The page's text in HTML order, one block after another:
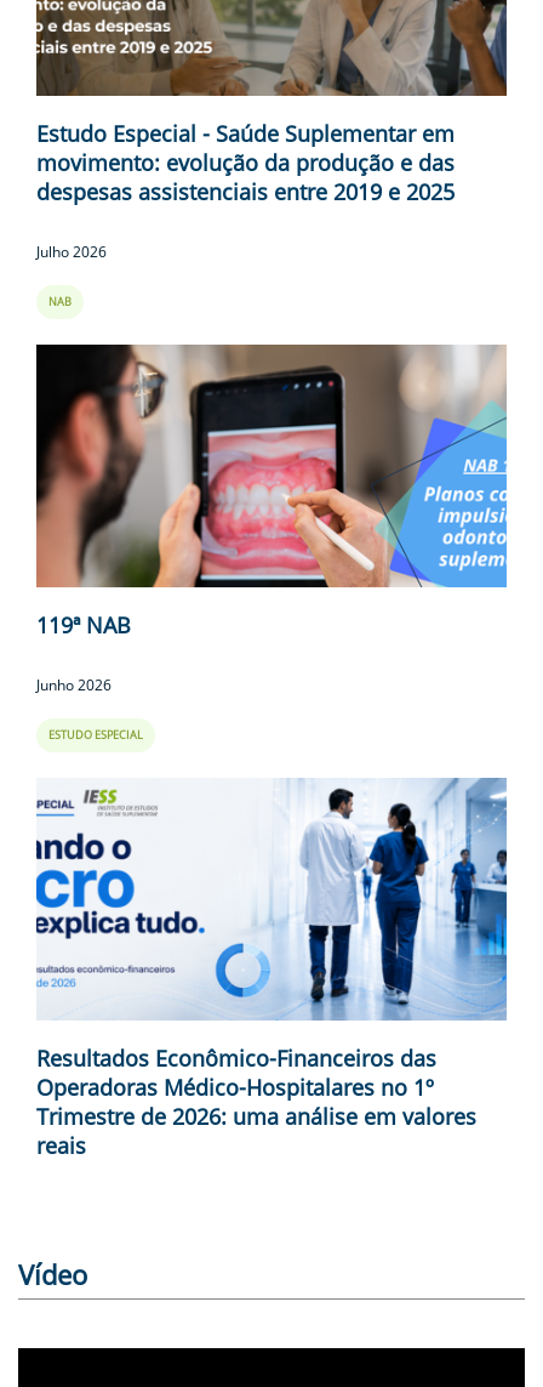
Estudo Especial - Saúde Suplementar em
movimento: evolução da produção e das
despesas assistenciais entre 2019 e 2025
Julho 2026
NAB
119ª NAB
Junho 2026
ESTUDO ESPECIAL
Resultados Econômico-Financeiros das
Operadoras Médico-Hospitalares no 1º
Trimestre de 2026: uma análise em valores
reais
Vídeo